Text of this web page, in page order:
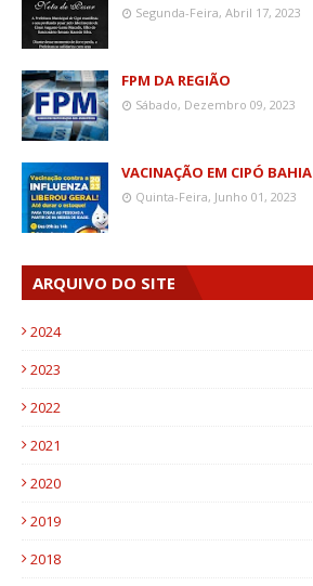
Segunda-Feira, Abril 17, 2023
FPM DA REGIÃO
Sábado, Dezembro 09, 2023
VACINAÇÃO EM CIPÓ BAHIA
Quinta-Feira, Junho 01, 2023
ARQUIVO DO SITE
2024
2023
2022
2021
2020
2019
2018